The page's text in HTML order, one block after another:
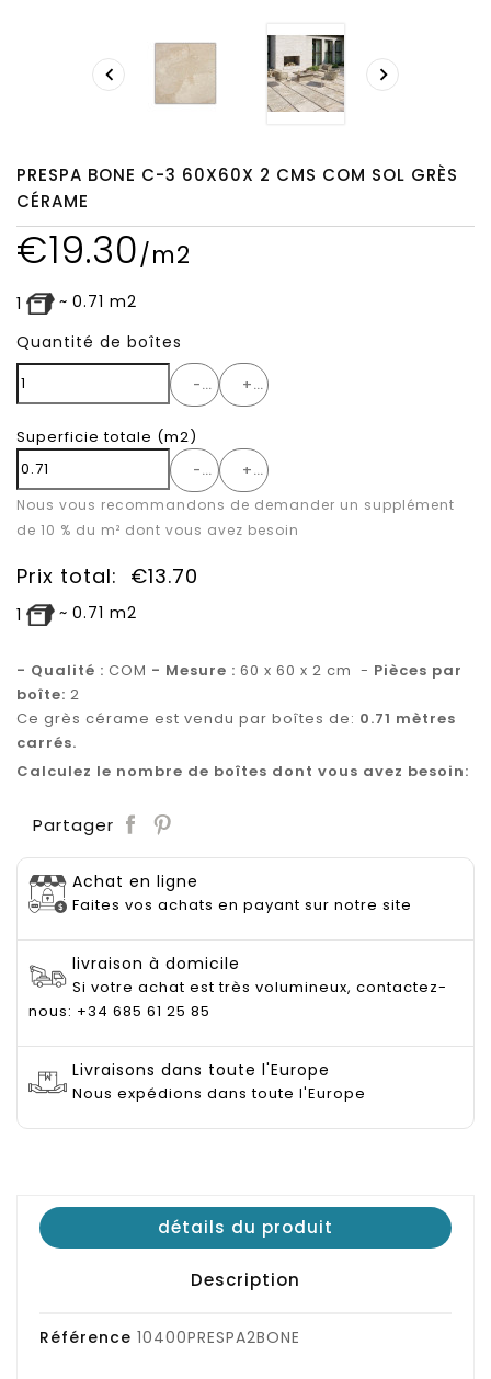
 
PRESPA BONE C-3 60X60X 2 CMS COM SOL GRÈS
CÉRAME
€19.30/m2
1 ~ 0.71 m2
Quantité de boîtes
- +
Superficie totale (m2)
-
+
Nous vous recommandons de demander un supplément
de 10 % du m² dont vous avez besoin
Prix total: €13.70
1 ~ 0.71 m2
- Qualité : COM - Mesure : 60 x 60 x 2 cm - Pièces par
boîte: 2
Ce grès cérame est vendu par boîtes de: 0.71 mètres
carrés.
Calculez le nombre de boîtes dont vous avez besoin:
Partager
Achat en ligne
Faites vos achats en payant sur notre site
livraison à domicile
Si votre achat est très volumineux, contactez-
nous: +34 685 61 25 85
Livraisons dans toute l'Europe
Nous expédions dans toute l'Europe
détails du produit
Description
Référence 10400PRESPA2BONE